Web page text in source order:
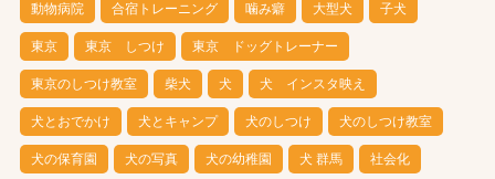
動物病院 合宿トレーニング 噛み癖 大型犬 子犬
東京 東京 しつけ 東京 ドッグトレーナー
東京のしつけ教室 柴犬 犬 犬 インスタ映え
犬とおでかけ 犬とキャンプ 犬のしつけ 犬のしつけ教室
犬の保育園 犬の写真 犬の幼稚園 犬 群馬 社会化